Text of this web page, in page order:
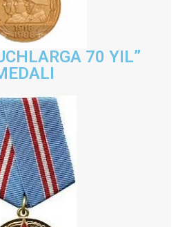
70 YIL”